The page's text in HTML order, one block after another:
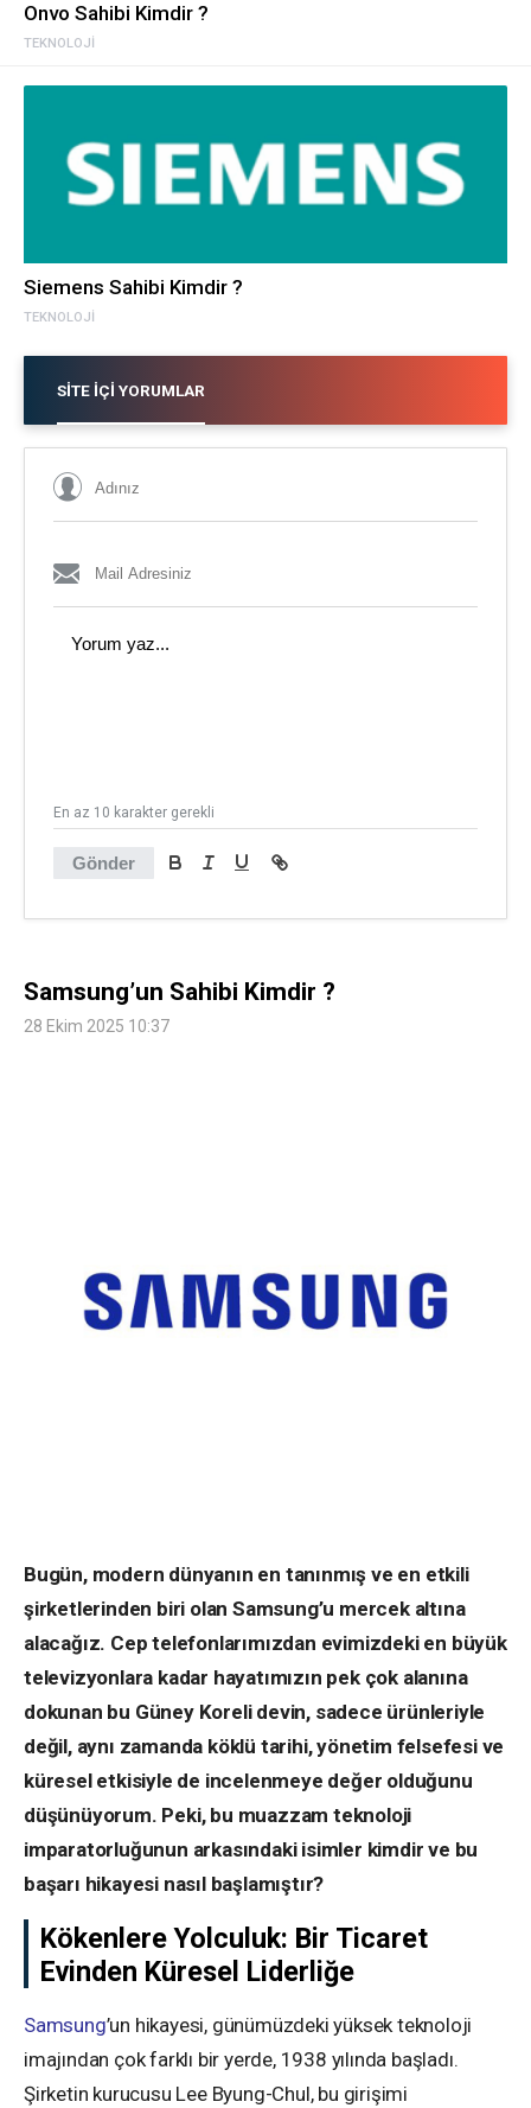
TEKNOLOJI
Onvo Sahibi Kimdir ?
TEKNOLOJI
Siemens Sahibi Kimdir ?
SITE İÇI YORUMLAR
Gönder
En az 10 karakter gerekli
Samsung’un Sahibi Kimdir ?
28 Ekim 2025 10:37
Bugün, modern dünyanın en tanınmış ve en etkili
şirketlerinden biri olan Samsung’u mercek altına
alacağız. Cep telefonlarımızdan evimizdeki en büyük
televizyonlara kadar hayatımızın pek çok alanına
dokunan bu Güney Koreli devin, sadece ürünleriyle
değil, aynı zamanda köklü tarihi, yönetim felsefesi ve
küresel etkisiyle de incelenmeye değer olduğunu
düşünüyorum. Peki, bu muazzam teknoloji
imparatorluğunun arkasındaki isimler kimdir ve bu
başarı hikayesi nasıl başlamıştır?
Kökenlere Yolculuk: Bir Ticaret
Evinden Küresel Liderliğe
Samsung’un hikayesi, günümüzdeki yüksek teknoloji
imajından çok farklı bir yerde, 1938 yılında başladı.
Şirketin kurucusu Lee Byung-Chul, bu girişimi